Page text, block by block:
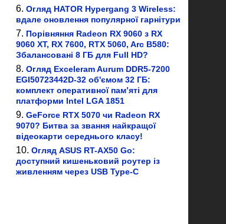
Огляд HATOR Hypergang 3 Wireless:
вдале оновлення популярної гарнітури
Порівняння Radeon RX 9060 з RX
9060 XT, RX 7600, RTX 5060, Arc B580:
Збалансовані 8 ГБ для Full HD?
Огляд Exceleram Aurum DDR5-7200
EGI50723442D-32 об'ємом 32 ГБ:
комплект оперативної пам’яті для
платформи Intel LGA 1851
GeForce RTX 5070 чи Radeon RX
9070? Битва за звання найкращої
відеокарти середнього класу!
Огляд ASUS RT-AX50 Go:
доступний кишеньковий роутер із
живленням через USB Type-C